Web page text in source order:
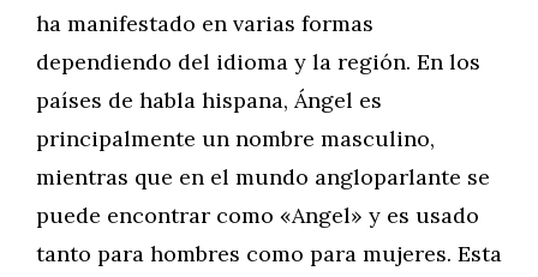
ha manifestado en varias formas
dependiendo del idioma y la región. En los
países de habla hispana, Ángel es
principalmente un nombre masculino,
mientras que en el mundo angloparlante se
puede encontrar como «Angel» y es usado
tanto para hombres como para mujeres. Esta